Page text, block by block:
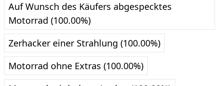
Auf Wunsch des Käufers abgespecktes
Motorrad (100.00%)
Zerhacker einer Strahlung (100.00%)
Motorrad ohne Extras (100.00%)